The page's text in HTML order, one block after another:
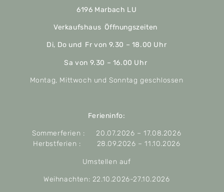
6196 Marbach LU
Verkaufshaus Öffnungszeiten
Di, Do und Fr von 9.30 – 18.00 Uhr
Sa von 9.30 – 16.00 Uhr
Montag, Mittwoch und Sonntag geschlossen
Ferieninfo:
Sommerferien : 20.07.2026 – 17.08.2026
Herbstferien : 28.09.2026 – 11.10.2026
Umstellen auf
Weihnachten: 22.10.2026-27.10.2026